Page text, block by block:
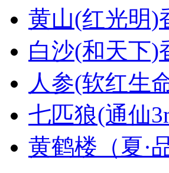
黄山(红光明)
白沙(和天下)
人参(软红生
七匹狼(通仙
黄鹤楼（夏·